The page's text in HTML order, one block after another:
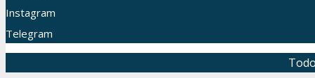
Instagram
Telegram